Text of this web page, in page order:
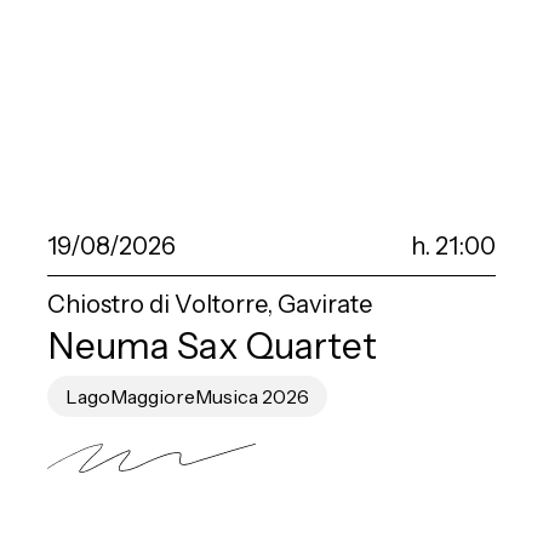
19/08/2026
h. 21:00
Chiostro di Voltorre, Gavirate
Neuma Sax Quartet
LagoMaggioreMusica 2026